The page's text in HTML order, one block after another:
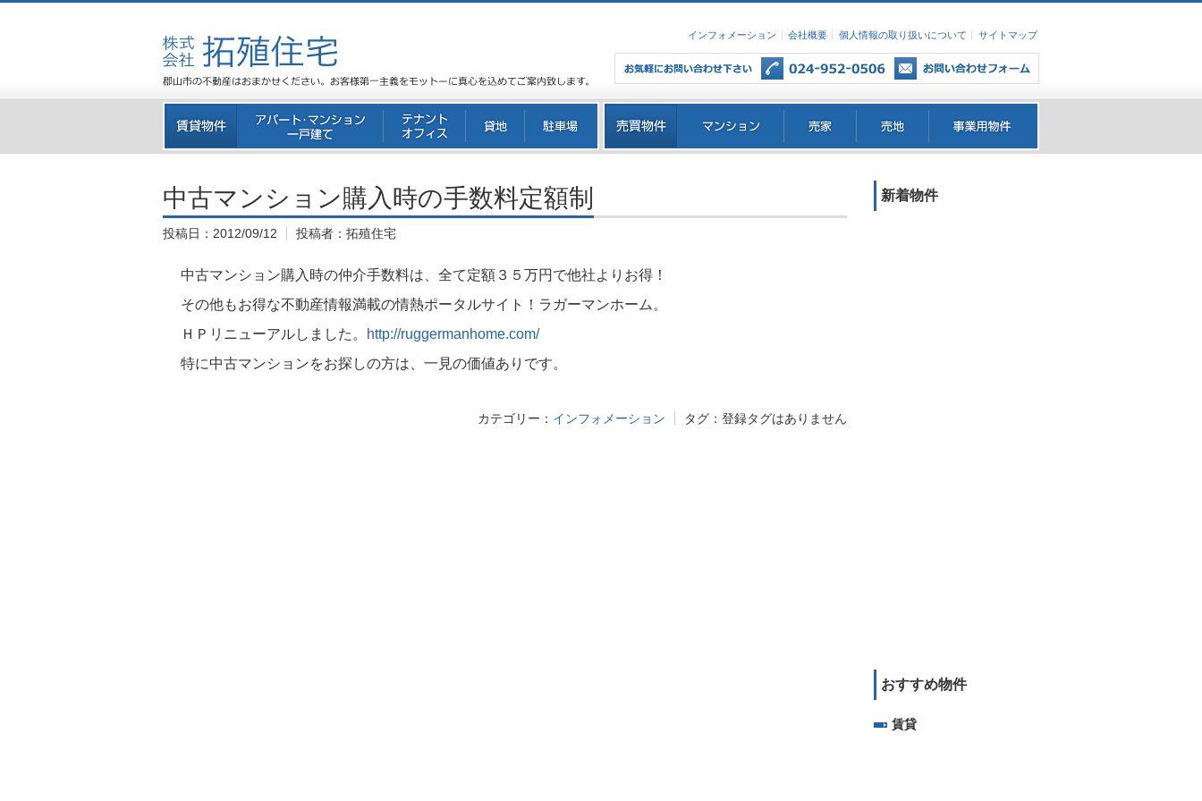
インフォメーション 会社概要 個人情報の取り扱いについて サイトマップ
中古マンション購入時の手数料定額制
投稿日： 2012/09/12 投稿者： 拓殖住宅
中古マンション購入時の仲介手数料は、全て定額３５万円で他社よりお得！
その他もお得な不動産情報満載の情熱ポータルサイト！ラガーマンホーム。
ＨＰリニューアルしました。
http://ruggermanhome.com/
特に中古マンションをお探しの方は、一見の価値ありです。
カテゴリー： インフォメーション タグ： 登録タグはありません
新着物件
おすすめ物件
賃貸